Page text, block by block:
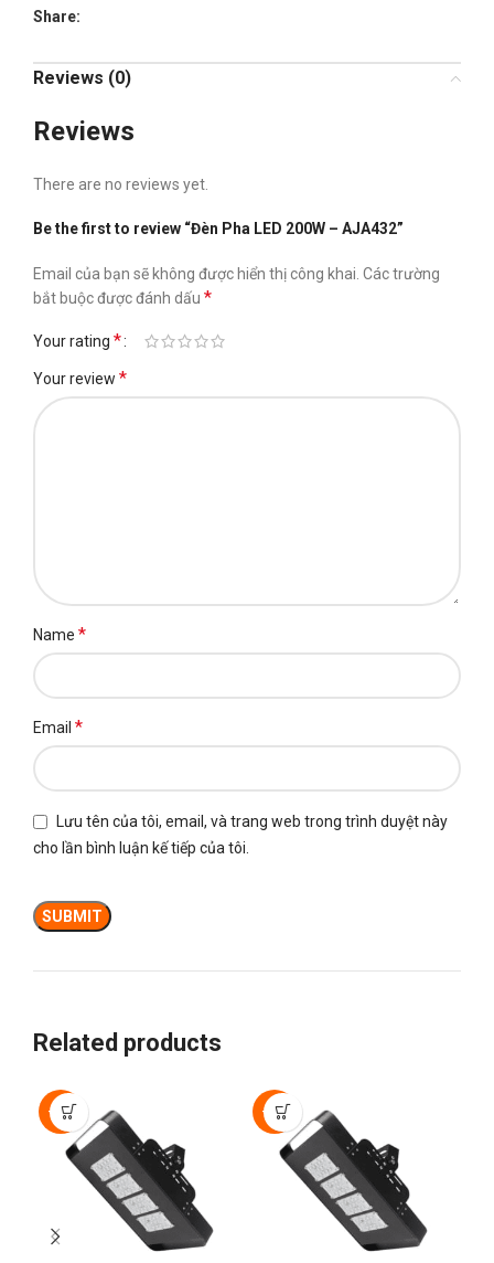
Share:
Reviews (0)
Reviews
There are no reviews yet.
Be the first to review “Đèn Pha LED 200W – AJA432”
Email của bạn sẽ không được hiển thị công khai. Các trường
bắt buộc được đánh dấu *
Your rating *
Your review *
Name *
Email *
Lưu tên của tôi, email, và trang web trong trình duyệt này
cho lần bình luận kế tiếp của tôi.
Related products
-50% -50%